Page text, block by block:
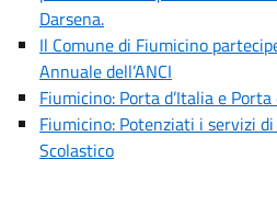
Darsena.
Il Comune di Fiumicino
Annuale dell’ANCI
Fiumicino: Porta d’Italia e Porta
Fiumicino: Potenziati i servizi
Scolastico